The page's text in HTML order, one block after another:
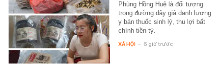
Phùng Hồng Huệ là đối tượng
trong đường dây giả danh lương
y bán thuốc sinh lý, thu lợi bất
chính tiền tỷ.
XÃ HỘI - 6 giờ trước